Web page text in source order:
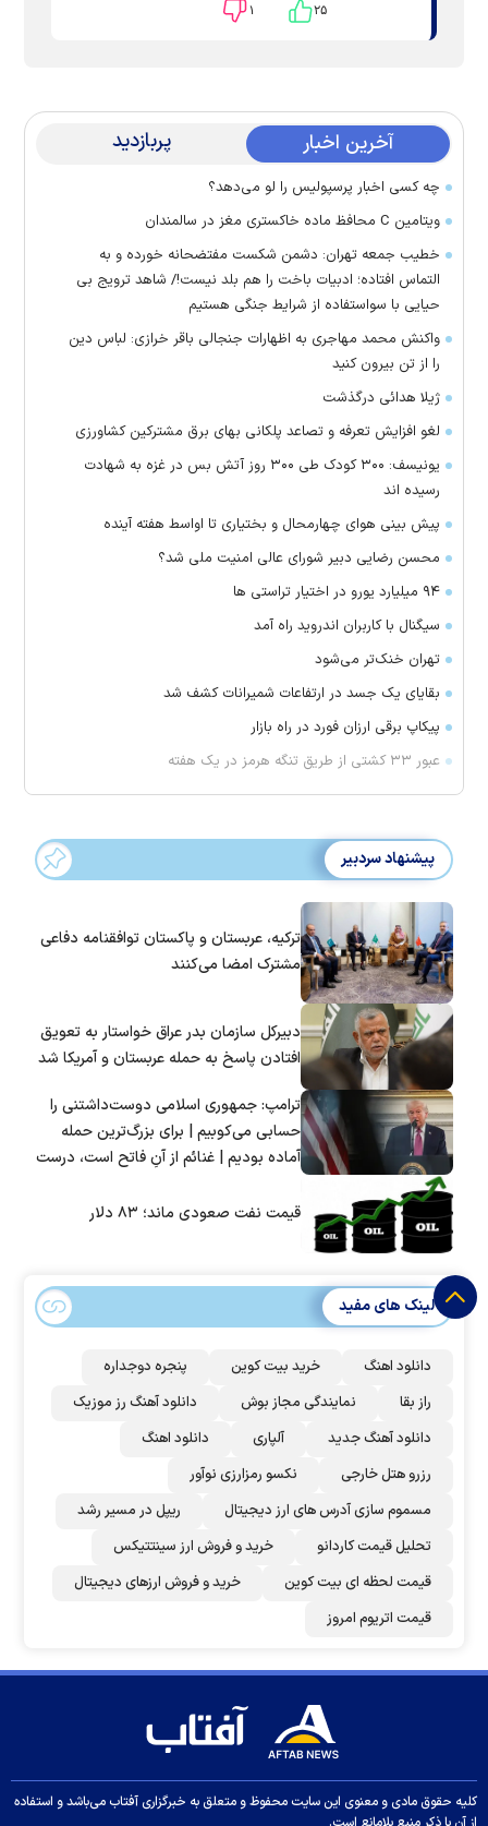
۲۵ ۱
آخرین اخبار پربازدید
چه کسی اخبار پرسپولیس را لو می‌دهد؟
ویتامین C محافظ ماده خاکستری مغز در سالمندان
خطیب جمعه تهران: دشمن شکست مفتضحانه خورده و به
التماس افتاده؛ ادبیات باخت را هم بلد نیست!/ شاهد ترویج بی
حیایی با سواستفاده از شرایط جنگی هستیم
واکنش محمد مهاجری به اظهارات جنجالی باقر خرازی: لباس دین
را از تن بیرون کنید
ژیلا هدائی درگذشت
لغو افزایش تعرفه و تصاعد پلکانی بهای برق مشترکین کشاورزی
یونیسف: ۳۰۰ کودک طی ۳۰۰ روز آتش بس در غزه به شهادت
رسیده اند
پیش بینی هوای چهارمحال و بختیاری تا اواسط هفته آینده
محسن رضایی دبیر شورای عالی امنیت ملی شد؟
۹۴ میلیارد یورو در اختیار تراستی ها
سیگنال با کاربران اندروید راه آمد
تهران خنک‌تر می‌شود
بقایای یک جسد در ارتفاعات شمیرانات کشف شد
پیکاپ برقی ارزان فورد در راه بازار
عبور ۳۳ کشتی از طریق تنگه هرمز در یک هفته
پیشنهاد سردبیر
ترکیه، عربستان و پاکستان توافقنامه دفاعی
مشترک امضا می‌کنند
دبیرکل سازمان بدر عراق خواستار به تعویق
افتادن پاسخ به حمله عربستان و آمریکا شد
ترامپ: جمهوری اسلامی دوست‌داشتنی را
حسابی می‌کوبیم | برای بزرگ‌ترین حمله
آماده بودیم | غنائم از آنِ فاتح است، درست
قیمت نفت صعودی ماند؛ ۸۳ دلار
لینک های مفید
دانلود اهنگ خرید بیت کوین
پنجره دوجداره
راز بقا
نمایندگی مجاز بوش
دانلود آهنگ رز‌ موزیک
دانلود آهنگ جدید
آلپاری
دانلود اهنگ
رزرو هتل خارجی
نکسو رمزارزی نوآور
مسموم سازی آدرس های ارز دیجیتال
ریپل در مسیر رشد
تحلیل قیمت کاردانو
خرید و فروش ارز سینتتیکس
قیمت لحظه ای بیت کوین
خرید و فروش ارزهای دیجیتال
قیمت اتریوم امروز
کلیه حقوق مادی و معنوی این سایت محفوظ و متعلق به خبرگزاری آفتاب می‌باشد و استفاده